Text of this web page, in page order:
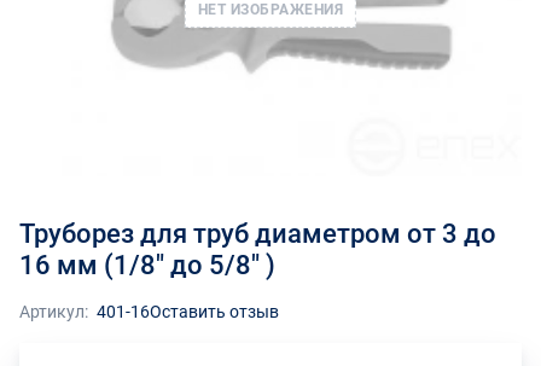
НЕТ ИЗОБРАЖЕНИЯ
Труборез для труб диаметром от 3 до
16 мм (1/8" до 5/8" )
Артикул: 401-16Оставить отзыв